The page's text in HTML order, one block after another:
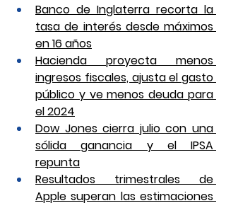
Banco de Inglaterra recorta la
tasa de interés desde máximos
en 16 años
Hacienda proyecta menos
ingresos fiscales, ajusta el gasto
público y ve menos deuda para
el 2024
Dow Jones cierra julio con una
sólida ganancia y el IPSA
repunta
Resultados trimestrales de
Apple superan las estimaciones